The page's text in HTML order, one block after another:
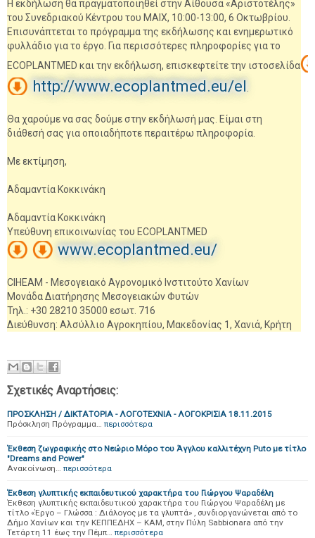
Η εκδήλωση θα πραγματοποιηθεί στην Αίθουσα «Αριστοτέλης»
του Συνεδριακού Κέντρου του ΜΑΙΧ, 10:00-13:00, 6 Οκτωβρίου.
Επισυνάπτεται το πρόγραμμα της εκδήλωσης και ενημερωτικό
φυλλάδιο για το έργο. Για περισσότερες πληροφορίες για το
ECOPLANTMED και την εκδήλωση, επισκεφτείτε την ιστοσελίδα
http://www.ecoplantmed.eu/el
Θα χαρούμε να σας δούμε στην εκδήλωσή μας. Είμαι στη
διάθεσή σας για οποιαδήποτε περαιτέρω πληροφορία.
Με εκτίμηση,
Αδαμαντία Κοκκινάκη
Αδαμαντία Κοκκινάκη
Υπεύθυνη επικοινωνίας του ECOPLANTMED
www.ecoplantmed.eu/
CIHEAM - Μεσογειακό Αγρονομικό Ινστιτούτο Χανίων
Μονάδα Διατήρησης Μεσογειακών Φυτών
Τηλ.: +30 28210 35000 εσωτ. 716
Διεύθυνση: Αλσύλλιο Αγροκηπίου, Μακεδονίας 1, Χανιά, Κρήτη
Σχετικές Αναρτήσεις:
ΠΡΟΣΚΛΗΣΗ / ΔΙΚΤΑΤΟΡΙΑ - ΛΟΓΟΤΕΧΝΙΑ - ΛΟΓΟΚΡΙΣΙΑ 18.11.2015
Πρόσκληση Πρόγραμμα… περισσότερα
Έκθεση ζωγραφικής στο Νεώριο Μόρο του Άγγλου καλλιτέχνη Puto με τίτλο
"Dreams and Power"
Ανακοίνωση… περισσότερα
Έκθεση γλυπτικής εκπαιδευτικού χαρακτήρα του Γιώργου Ψαραδέλη
Έκθεση γλυπτικής εκπαιδευτικού χαρακτήρα του Γιώργου Ψαραδέλη με
τίτλο «Έργο – Γλώσσα : Διάλογος με τα γλυπτά» , συνδιοργανώνεται από το
Δήμο Χανίων και την ΚΕΠΠΕΔΗΧ – ΚΑΜ, στην Πύλη Sabbionara από την
Τετάρτη 11 έως την Πέμπ… περισσότερα